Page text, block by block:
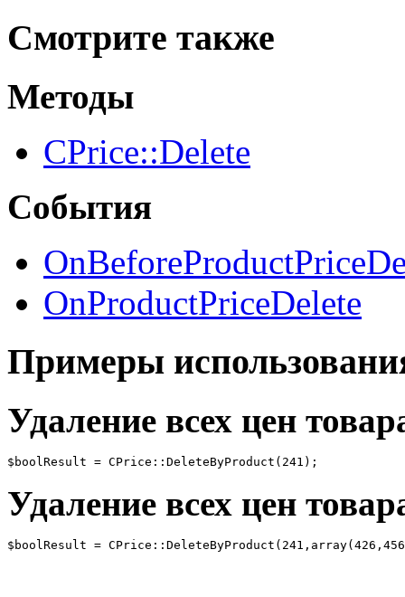
Смотрите также
Методы
CPrice::Delete
События
OnProductPriceDelete
Примеры
Удаление всех цен
$boolResult = CPrice::DeleteByProduct(241);
Удаление всех цен
$boolResult =